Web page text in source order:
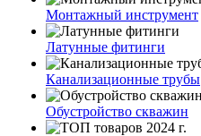
Монтажный инструмент
Латунные фитинги
Канализационные трубы
Обустройство скважин